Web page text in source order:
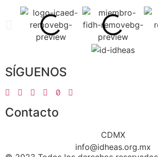
SÍGUENOS
Contacto
CDMX
info@idheas.org.mx